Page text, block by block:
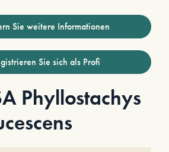
Sie weitere Informationen
Sie sich als Profi
Phyllostachys